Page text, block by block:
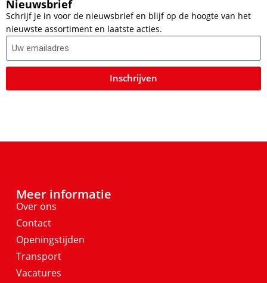
Nieuwsbrief
Schrijf je in voor de nieuwsbrief en blijf op de hoogte van het
nieuwste assortiment en laatste acties.
Inschrijven
Meer informatie
Over ons
Contact
Openingstijden
Transport
Vacatures